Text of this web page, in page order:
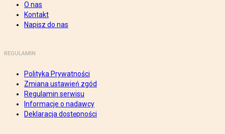
O nas
Kontakt
Napisz do nas
REGULAMIN
Polityka Prywatności
Zmiana ustawień zgód
Regulamin serwisu
Informacje o nadawcy
Deklaracja dostępności